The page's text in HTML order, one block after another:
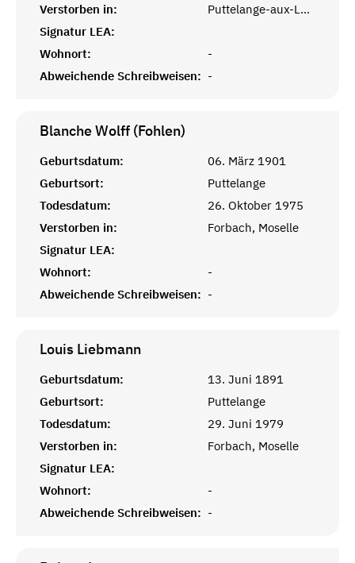
Verstorben in:
Puttelange-aux-Lacs, Moselle
Signatur LEA:
Wohnort:
-
Abweichende Schreibweisen: -
Blanche Wolff (Fohlen)
Geburtsdatum:
06. März 1901
Geburtsort:
Puttelange
Todesdatum:
26. Oktober 1975
Verstorben in:
Forbach, Moselle
Signatur LEA:
Wohnort:
-
Abweichende Schreibweisen: -
Louis Liebmann
Geburtsdatum:
13. Juni 1891
Geburtsort:
Puttelange
Todesdatum:
29. Juni 1979
Verstorben in:
Forbach, Moselle
Signatur LEA:
Wohnort:
-
Abweichende Schreibweisen: -